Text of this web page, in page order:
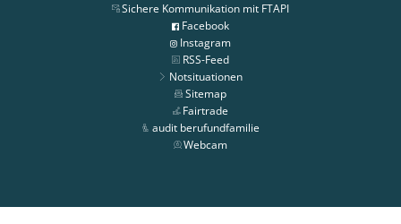
Sichere Kommunikation mit FTAPI
Facebook
Instagram
RSS-Feed
Notsituationen
Sitemap
Fairtrade
audit berufundfamilie
Webcam